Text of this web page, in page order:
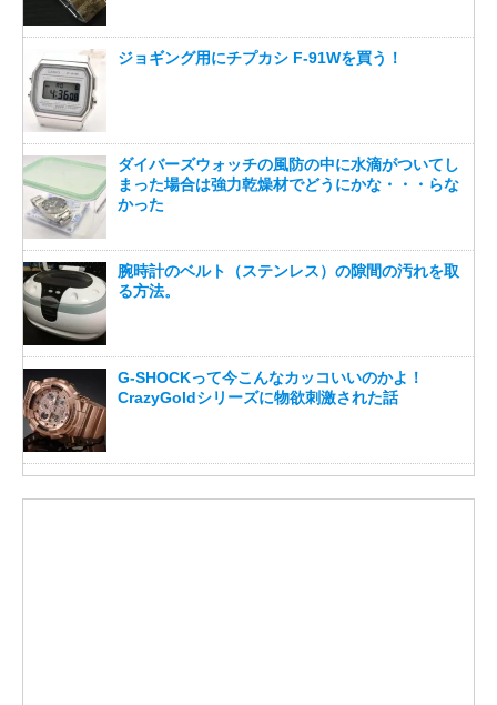
ジョギング用にチプカシ F-91Wを買う！
ダイバーズウォッチの風防の中に水滴がついてし
まった場合は強力乾燥材でどうにかな・・・らな
かった
腕時計のベルト（ステンレス）の隙間の汚れを取
る方法。
G-SHOCKって今こんなカッコいいのかよ！
CrazyGoldシリーズに物欲刺激された話